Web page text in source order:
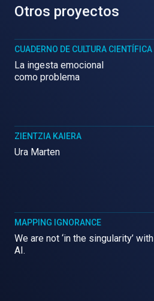
Otros proyectos
CUADERNO DE CULTURA CIENTÍFICA
La ingesta emocional
como problema
ZIENTZIA KAIERA
Ura Marten
MAPPING IGNORANCE
We are not ‘in the singularity’ with
AI.